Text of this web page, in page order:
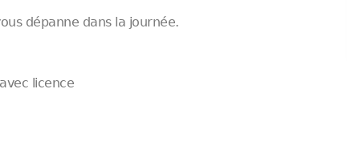
dépanne dans la journée.
licence